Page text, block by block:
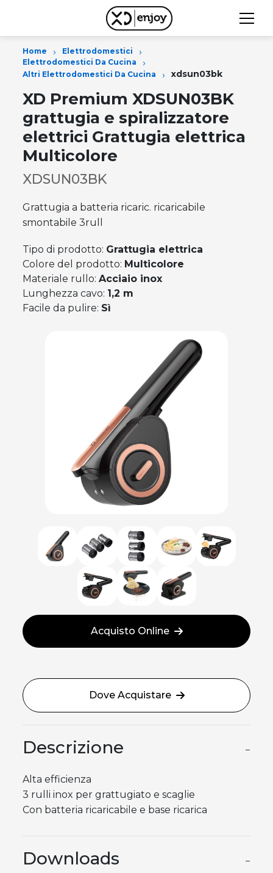
Home › Elettrodomestici ›
Elettrodomestici Da Cucina ›
Altri Elettrodomestici Da Cucina › xdsun03bk
XD Premium XDSUN03BK
grattugia e spiralizzatore
elettrici Grattugia elettrica
Multicolore
XDSUN03BK
Grattugia a batteria ricaric. ricaricabile
smontabile 3rull
Tipo di prodotto: Grattugia elettrica
Colore del prodotto: Multicolore
Materiale rullo:Acciaio inox
Lunghezza cavo: 1,2 m
Facile da pulire: Sì
Acquisto Online
Dove Acquistare
Descrizione −
Alta efficienza
3 rulli inox per grattugiato e scaglie
Con batteria ricaricabile e base ricarica
Downloads −